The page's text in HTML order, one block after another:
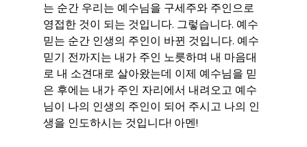
는 순간 우리는 예수님을 구세주와 주인으로
영접한 것이 되는 것입니다. 그렇습니다. 예수
믿는 순간 인생의 주인이 바뀐 것입니다. 예수
믿기 전까지는 내가 주인 노릇하며 내 마음대
로 내 소견대로 살아왔는데 이제 예수님을 믿
은 후에는 내가 주인 자리에서 내려오고 예수
님이 나의 인생의 주인이 되어 주시고 나의 인
생을 인도하시는 것입니다! 아멘!